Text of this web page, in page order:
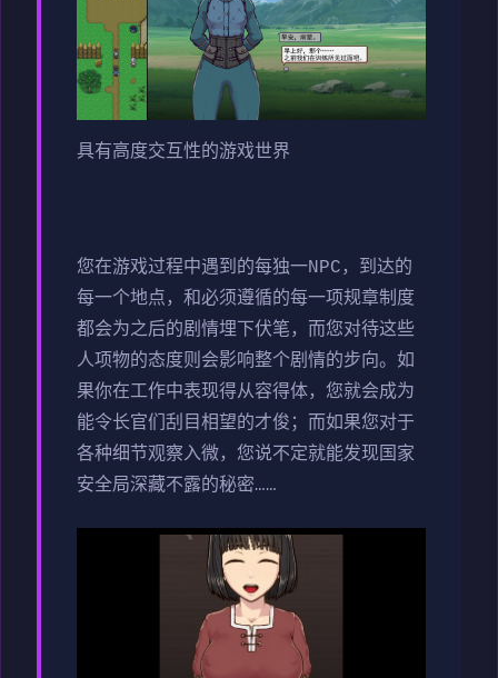
具有高度交互性的游戏世界
您在游戏过程中遇到的每独一NPC，到达的
每一个地点，和必须遵循的每一项规章制度
都会为之后的剧情埋下伏笔，而您对待这些
人项物的态度则会影响整个剧情的步向。如
果你在工作中表现得从容得体，您就会成为
能令长官们刮目相望的才俊；而如果您对于
各种细节观察入微，您说不定就能发现国家
安全局深藏不露的秘密……